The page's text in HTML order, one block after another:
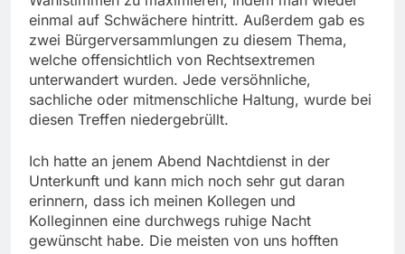
einmal auf Schwächere hintritt. Außerdem gab es
zwei Bürgerversammlungen zu diesem Thema,
welche offensichtlich von Rechtsextremen
unterwandert wurden. Jede versöhnliche,
sachliche oder mitmenschliche Haltung, wurde bei
diesen Treffen niedergebrüllt.
Ich hatte an jenem Abend Nachtdienst in der
Unterkunft und kann mich noch sehr gut daran
erinnern, dass ich meinen Kollegen und
Kolleginnen eine durchwegs ruhige Nacht
gewünscht habe. Die meisten von uns hofften